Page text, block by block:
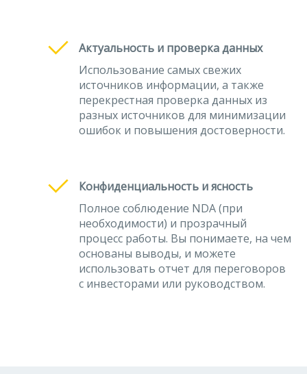
Актуальность и проверка данных
Использование самых свежих
источников информации, а также
перекрестная проверка данных из
разных источников для минимизации
ошибок и повышения достоверности.
Конфиденциальность и ясность
Полное соблюдение NDA (при
необходимости) и прозрачный
процесс работы. Вы понимаете, на чем
основаны выводы, и можете
использовать отчет для переговоров
с инвесторами или руководством.